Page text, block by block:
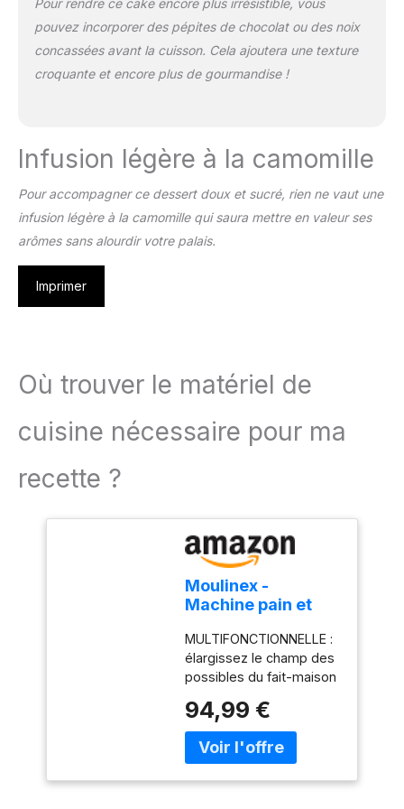
Pour rendre ce cake encore plus irrésistible, vous
pouvez incorporer des pépites de chocolat ou des noix
concassées avant la cuisson. Cela ajoutera une texture
croquante et encore plus de gourmandise !
Infusion légère à la camomille
Pour accompagner ce dessert doux et sucré, rien ne vaut une
infusion légère à la camomille qui saura mettre en valeur ses
arômes sans alourdir votre palais.
Imprimer
Où trouver le matériel de
cuisine nécessaire pour ma
recette ?
Moulinex -
Machine pain et
programmes - 1kg
- Noir Inox
MULTIFONCTIONNELLE :
élargissez le champ des
possibles du fait-maison
multifonctionnelle Pain &
Délices 20
PROGRAMMES
94,99 €